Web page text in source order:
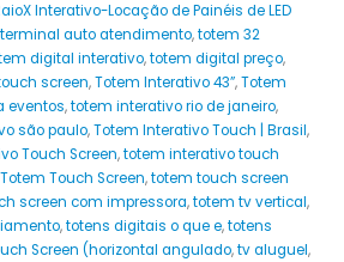
Interativo-Locação de Painéis de LED
terminal auto atendimento,totem 32
digital interativo,totem digital preço,
screen,Totem Interativo 43”,Totem
eventos,totem interativo rio de janeiro,
são paulo,Totem Interativo Touch | Brasil,
Touch Screen,totem interativo touch
Totem Touch Screen,totem touch screen
screen com impressora,totem tv vertical,
,totens digitais o que e,totens
Screen (horizontal angulado,tv aluguel,